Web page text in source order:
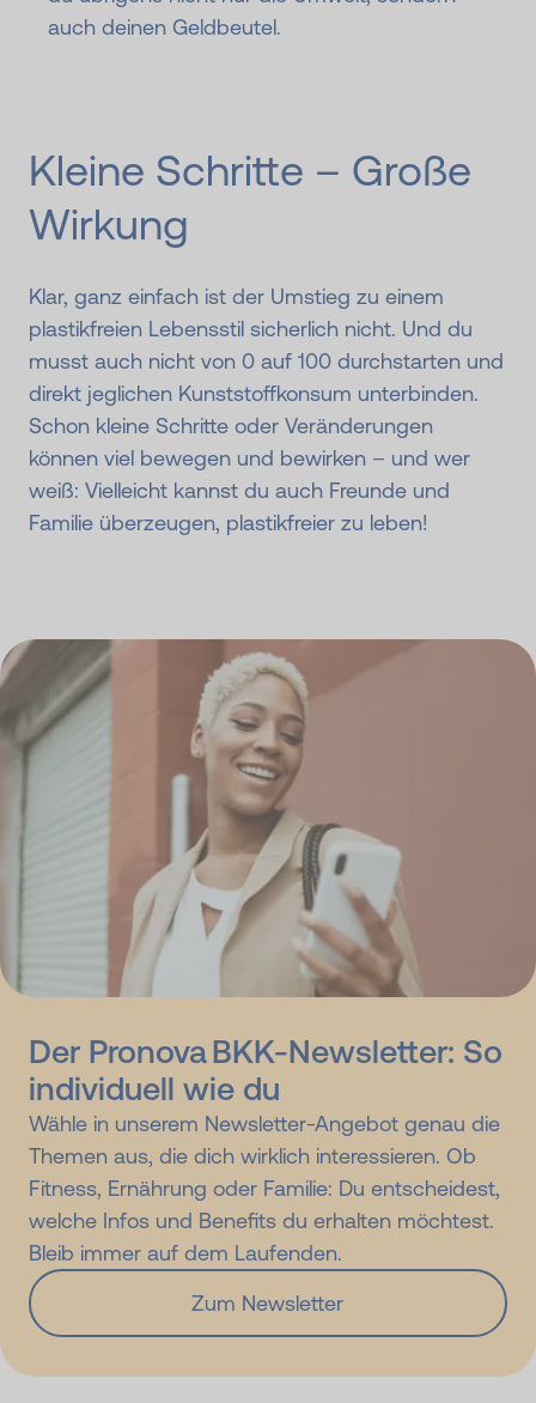
auch deinen Geldbeutel.
Kleine Schritte – Große
Wirkung
Klar, ganz einfach ist der Umstieg zu einem
plastikfreien Lebensstil sicherlich nicht. Und du
musst auch nicht von 0 auf 100 durchstarten und
direkt jeglichen Kunststoffkonsum unterbinden.
Schon kleine Schritte oder Veränderungen
können viel bewegen und bewirken – und wer
weiß: Vielleicht kannst du auch Freunde und
Familie überzeugen, plastikfreier zu leben!
Der Pronova BKK-Newsletter: So
individuell wie du
Wähle in unserem Newsletter-Angebot genau die
Themen aus, die dich wirklich interessieren. Ob
Fitness, Ernährung oder Familie: Du entscheidest,
welche Infos und Benefits du erhalten möchtest.
Bleib immer auf dem Laufenden.
Zum Newsletter